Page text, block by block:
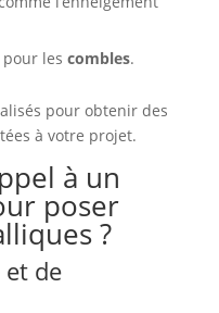
les combles.
pour obtenir des
à votre projet.
à un
poser
?
de